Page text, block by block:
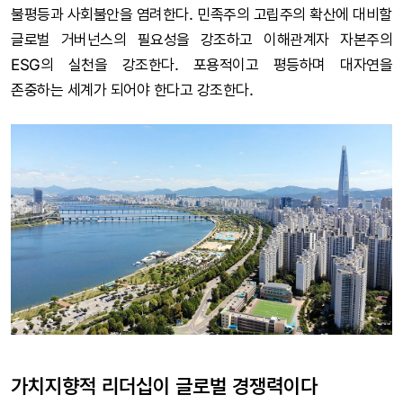
불평등과 사회불안을 염려한다. 민족주의 고립주의 확산에 대비할
글로벌 거버넌스의 필요성을 강조하고 이해관계자 자본주의
ESG의 실천을 강조한다. 포용적이고 평등하며 대자연을
존중하는 세계가 되어야 한다고 강조한다.
가치지향적 리더십이 글로벌 경쟁력이다